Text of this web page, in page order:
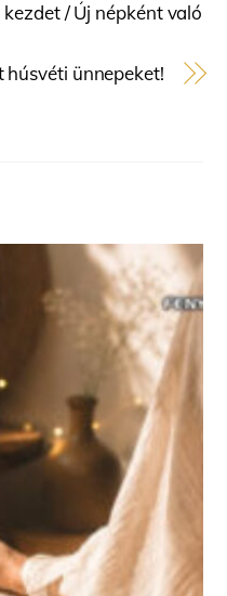
/ Új népként való
húsvéti ünnepeket!